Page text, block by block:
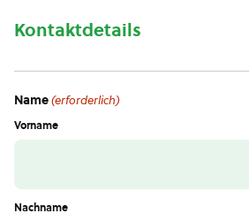
Kontaktdetails
Name(erforderlich)
Vorname
Nachname